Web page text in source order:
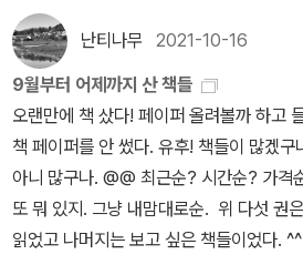
머니의 죽음과 연결된 지점으로 향하게 된
는 교수로 성장한 헤마는 전형적인 미국여
의 뜻에 따라 혹은 자신의 모순을 이기지
선택하게 되고. 모두가 뿌리박지 못한 인
감정들은 꼭 이국땅에 뿌리박기 위해 몸부
하는 것은 아닐 게다. 늘 마음 한 켠에서 두
꿈틀거리는 것이 인간이고 보면 그 모순과
을파괴하지는 못 할지라도 쭈욱 뭔가 해
남동생에게 갖는 자책감을 본다. 자기가
되었지만 자기도 어쩔 수 없게 된 상황에
터 신뢰를 받지 못하게 된 수드하, 그래도
저 좋은 사람일거다.앞으로 어떻게 살아
이었다.<아무도 모르는 일>의 생이 겪게
그런 일이 아닐거라는 생각을 한다. 이중
게 어느날 전화가 걸려온다면 나는 어쩔것
될까? 물론 난 그렇지 않을 것 같지만 그렇
해에도 한계가 있는 책이랄까. 이 책이 인
은 대부분은 어떤- 차마 다른 사람한테는
해 터부에 가까운 생각을 해본- 경험을 해
어른이 쓰는 '청소년 소설' 의 한계와 그에
다.<도서관에는 사람이 없는 편이 좋다>
신 책인데, 우치다 다쓰루 특유의 엉뚱하
야기들이 좋았다. 우리동네 구립 도서관의
여 (문의하니 조례에 기준을 정해놓았다고
고. 그가 감독하거나 제작한 <셰이프 오브
보이>, <미믹> 등을 보았는데 <줄리아의
까, 예전에도 영화를 보긴하되 감독에 대
편은 아니었는데, 이즈음엔 더 그랬다. 영
했고. 12월 초에 한국에 다녀오는 비행기
트> 를 봤다. 다코타 존슨이 나오는 로맨
보고 싶었는데 한국에서는 기회를 놓쳤었
생각하고 있다가 마침 비행기에서 하기에
난티나무 2021-10-16
9월부터 어제까지 산 책들
오랜만에 책 샀다! 페이퍼 올려볼까 하고
책 페이퍼를 안 썼다. 유후! 책들이 많겠구
아니 많구나. @@ 최근순? 시간순? 가격
또 뭐 있지. 그냥 내맘대로순. 위 다섯 권은 선물한 책이다. 한 권은
읽었고 나머지는 보고 싶은 책들이었다.